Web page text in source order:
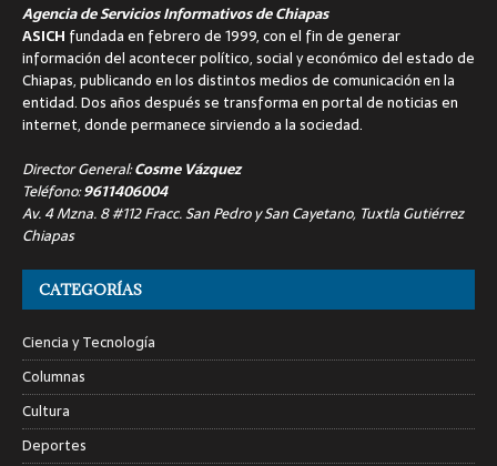
Agencia de Servicios Informativos de Chiapas
ASICH fundada en febrero de 1999, con el fin de generar
información del acontecer político, social y económico del estado de
Chiapas, publicando en los distintos medios de comunicación en la
entidad. Dos años después se transforma en portal de noticias en
internet, donde permanece sirviendo a la sociedad.
Director General:Cosme Vázquez
Teléfono:9611406004
Av. 4 Mzna. 8 #112 Fracc. San Pedro y San Cayetano, Tuxtla Gutiérrez
Chiapas
CATEGORÍAS
Ciencia y Tecnología
Columnas
Cultura
Deportes